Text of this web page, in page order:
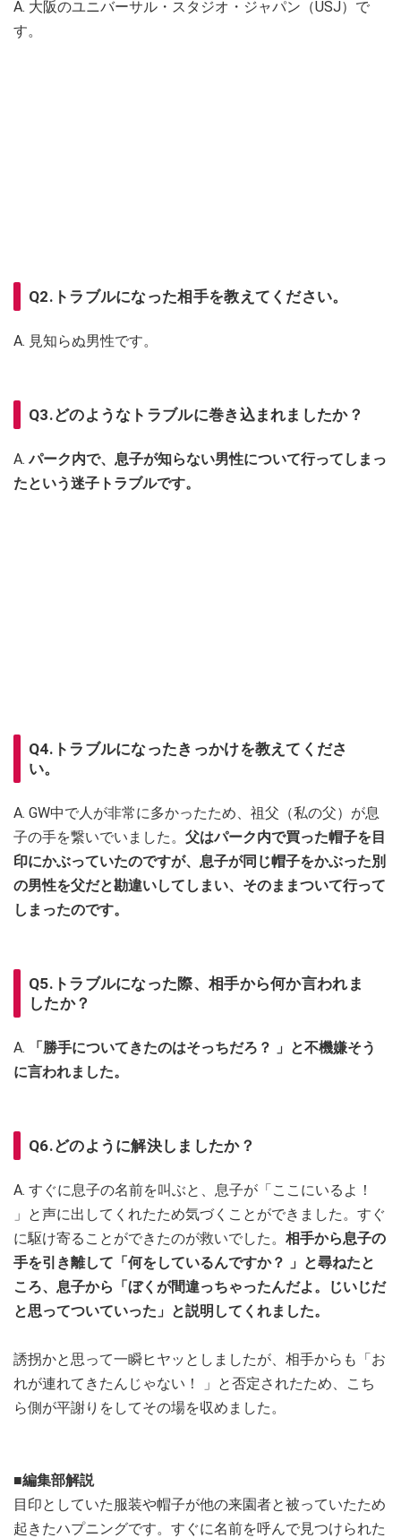
A. 大阪のユニバーサル・スタジオ・ジャパン（USJ）で
す。
Q2.トラブルになった相手を教えてください。
A. 見知らぬ男性です。
Q3.どのようなトラブルに巻き込まれましたか？
A.パーク内で、息子が知らない男性について行ってしまっ
たという迷子トラブルです。
Q4.トラブルになったきっかけを教えてくださ
い。
A. GW中で人が非常に多かったため、祖父（私の父）が息
子の手を繋いでいました。 父はパーク内で買った帽子を目
印にかぶっていたのですが、息子が同じ帽子をかぶった別
の男性を父だと勘違いしてしまい、そのままついて行って
しまったのです。
Q5.トラブルになった際、相手から何か言われま
したか？
A.
「勝手についてきたのはそっちだろ？ 」と不機嫌そう
に言われました。
Q6.どのように解決しましたか？
A. すぐに息子の名前を叫ぶと、息子が「ここにいるよ！
」と声に出してくれたため気づくことができました。すぐ
に駆け寄ることができたのが救いでした。 相手から息子の
手を引き離して「何をしているんですか？ 」と尋ねたと
ころ、息子から「ぼくが間違っちゃったんだよ。じいじだ
と思ってついていった」と説明してくれました。
誘拐かと思って一瞬ヒヤッとしましたが、相手からも「お
れが連れてきたんじゃない！ 」と否定されたため、こち
ら側が平謝りをしてその場を収めました。
■編集部解説
目印としていた服装や帽子が他の来園者と被っていたため
起きたハプニングです。すぐに名前を呼んで見つけられた